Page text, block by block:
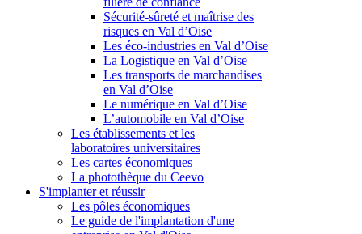
Sécurité-sûreté et maîtrise des
risques en Val d’Oise
Les éco-industries en Val d’Oise
La Logistique en Val d’Oise
Les transports de marchandises
en Val d’Oise
Le numérique en Val d’Oise
L’automobile en Val d’Oise
Les établissements et les
laboratoires universitaires
Les cartes économiques
La photothèque du Ceevo
S'implanter et réussir
Les pôles économiques
Le guide de l'implantation d'une